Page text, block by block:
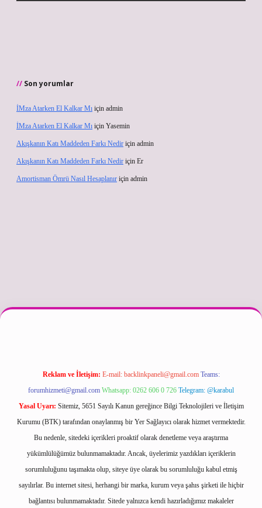
Son yorumlar
İMza Atarken El Kalkar Mı için admin
İMza Atarken El Kalkar Mı için Yasemin
Akışkanın Katı Maddeden Farkı Nedir için admin
Akışkanın Katı Maddeden Farkı Nedir için Er
Amortisman Ömrü Nasıl Hesaplanır için admin
güncel
Reklam ve İletişim: E-mail: backlinkpaneli@gmail.com Teams:
forumhizmeti@gmail.com Whatsapp: 0262 606 0 726 Telegram: @karabul
Yasal Uyarı: Sitemiz, 5651 Sayılı Kanun gereğince Bilgi Teknolojileri ve İletişim
Kurumu (BTK) tarafından onaylanmış bir Yer Sağlayıcı olarak hizmet vermektedir.
Bu nedenle, sitedeki içerikleri proaktif olarak denetleme veya araştırma
yükümlülüğümüz bulunmamaktadır. Ancak, üyelerimiz yazdıkları içeriklerin
sorumluluğunu taşımakta olup, siteye üye olarak bu sorumluluğu kabul etmiş
sayılırlar. Bu internet sitesi, herhangi bir marka, kurum veya şahıs şirketi ile hiçbir
bağlantısı bulunmamaktadır. Sitede yalnızca kendi hazırladığımız makaleler